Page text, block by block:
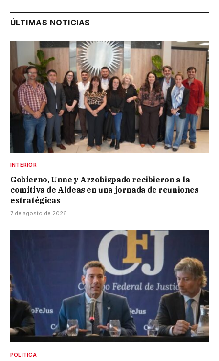
ÚLTIMAS NOTICIAS
INTERIOR
Gobierno, Unne y Arzobispado recibieron a la
comitiva de Aldeas en una jornada de reuniones
estratégicas
7 de agosto de 2026
POLÍTICA